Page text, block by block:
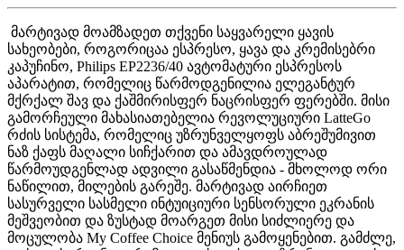
მარტივად მოამზადეთ თქვენი საყვარელი ყავის
სახეობები, როგორიცაა ესპრესო, ყავა და კრემისებრი
კაპუჩინო, Philips EP2236/40 ავტომატური ესპრესოს
აპარატით, რომელიც წარმოდგენილია ელეგანტურ
მქრქალ შავ და ქაშმირისფერ ნაცრისფერ ფერებში. მისი
გამორჩეული მახასიათებელია რევოლუციური LatteGo
რძის სისტემა, რომელიც უზრუნველყოფს აბრეშუმივით
ნაზ ქაფს მაღალი სიჩქარით და ამავდროულად
წარმოუდგენლად ადვილი გასაწმენდია - მხოლოდ ორი
ნაწილით, მილების გარეშე. მარტივად აირჩიეთ
სასურველი სასმელი ინტუიციური სენსორული ეკრანის
მეშვეობით და ზუსტად მოარგეთ მისი სიძლიერე და
მოცულობა My Coffee Choice მენიუს გამოყენებით. გამძლე,